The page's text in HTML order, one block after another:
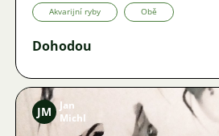
Akvarijní ryby Obě
Dohodou
JM
Jan
Michl